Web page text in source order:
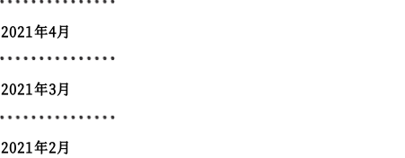
2021年4月
2021年3月
2021年2月